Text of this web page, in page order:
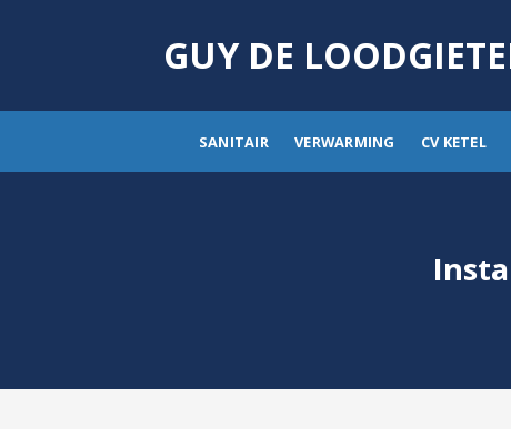
GUY DE
SANITAIR VERWARMING CV KETEL